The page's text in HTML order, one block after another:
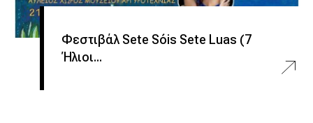
Φεστιβάλ Sete Sóis Sete Luas (7
Ήλιοι...